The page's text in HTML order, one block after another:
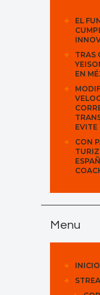
EL
TRAS
EN
EVITE
CON
Menu